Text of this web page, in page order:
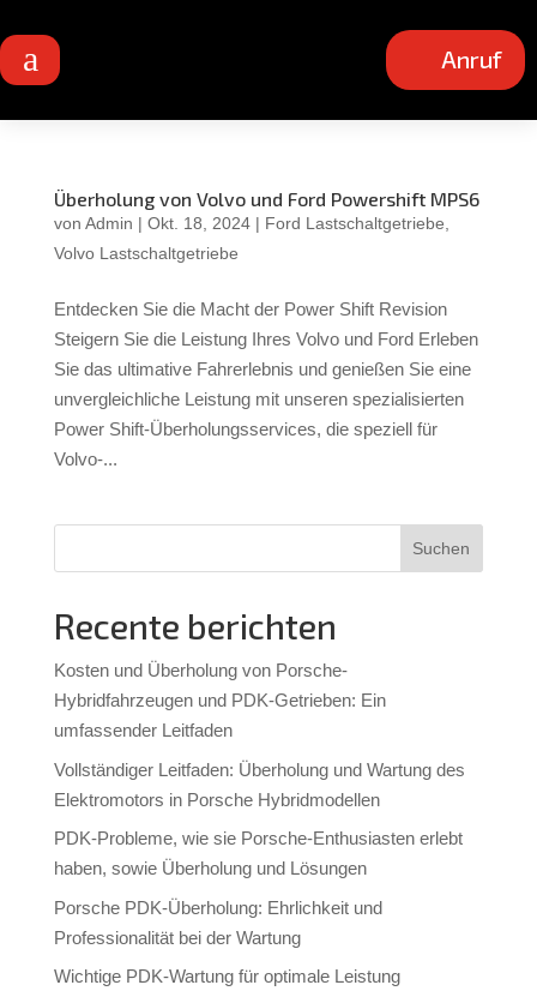
a Anruf
Überholung von Volvo und Ford Powershift MPS6
von Admin | Okt. 18, 2024| Ford Lastschaltgetriebe
Volvo Lastschaltgetriebe
Entdecken Sie die Macht der Power Shift Revision
Steigern Sie die Leistung Ihres Volvo und Ford Erleben
Sie das ultimative Fahrerlebnis und genießen Sie eine
unvergleichliche Leistung mit unseren spezialisierten
Power Shift-Überholungsservices, die speziell für
Volvo-...
Suchen
Recente berichten
Kosten und Überholung von Porsche-
Hybridfahrzeugen und PDK-Getrieben: Ein
umfassender Leitfaden
Vollständiger Leitfaden: Überholung und Wartung des
Elektromotors in Porsche Hybridmodellen
PDK-Probleme, wie sie Porsche-Enthusiasten erlebt
haben, sowie Überholung und Lösungen
Porsche PDK-Überholung: Ehrlichkeit und
Professionalität bei der Wartung
Wichtige PDK-Wartung für optimale Leistung